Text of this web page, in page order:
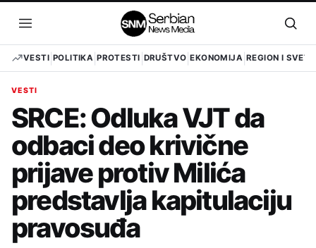
sadržaj
Otvori
meni
VESTI POLITIKA PROTESTI DRUŠTVO EKONOMIJA REGION I SVET
VESTI
SRCE: Odluka VJT da
odbaci deo krivične
prijave protiv Milića
predstavlja kapitulaciju
pravosuđa